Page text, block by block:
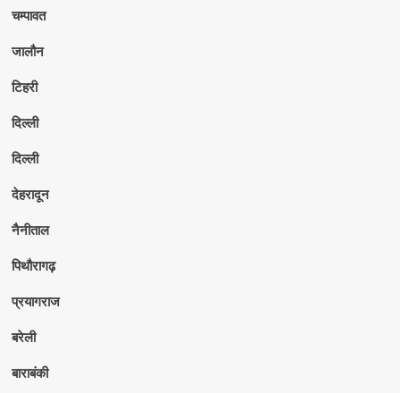
चम्पावत
जालौन
टिहरी
दिल्ली
दिल्ली
देहरादून
नैनीताल
पिथौरागढ़
प्रयागराज
बरेली
बाराबंकी